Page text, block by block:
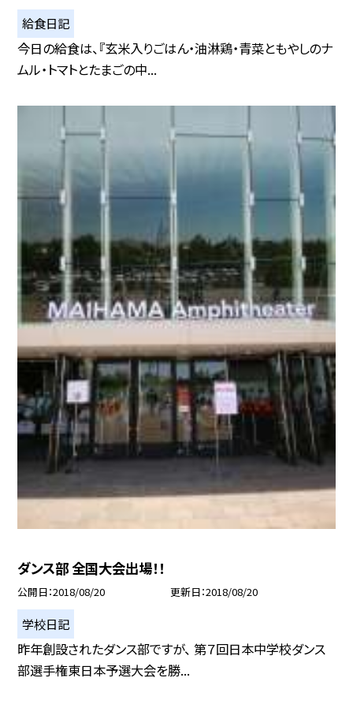
給食日記
今日の給食は、『玄米入りごはん・油淋鶏・青菜ともやしのナ
ムル・トマトとたまごの中...
ダンス部 全国大会出場！！
公開日 2018/08/20 更新日 2018/08/20
学校日記
昨年創設されたダンス部ですが、 第７回日本中学校ダンス
部選手権東日本予選大会を勝...